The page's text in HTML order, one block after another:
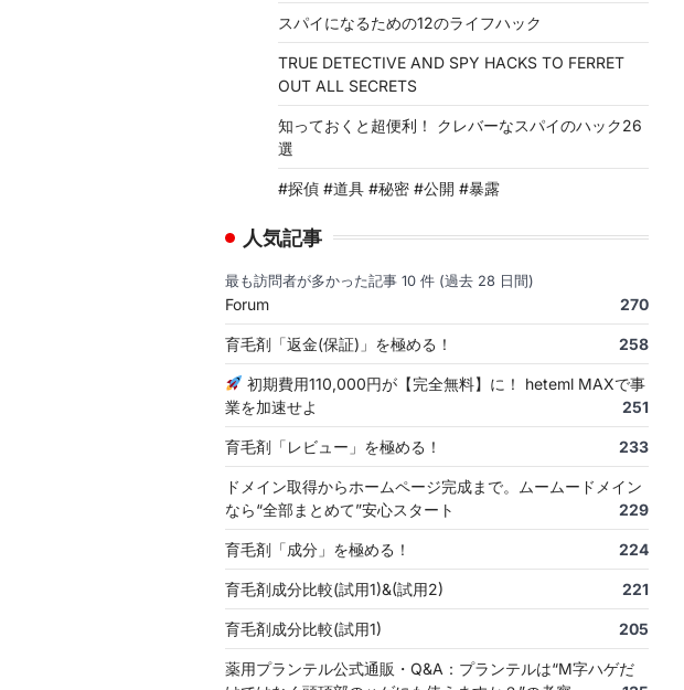
スパイになるための12のライフハック
TRUE DETECTIVE AND SPY HACKS TO FERRET
OUT ALL SECRETS
知っておくと超便利！ クレバーなスパイのハック26
選
#探偵 #道具 #秘密 #公開 #暴露
人気記事
最も訪問者が多かった記事 10 件 (過去 28 日間)
Forum 270
育毛剤「返金(保証)」を極める！ 258
初期費用110,000円が【完全無料】に！ heteml MAXで事
業を加速せよ
251
育毛剤「レビュー」を極める！ 233
ドメイン取得からホームページ完成まで。ムームードメイン
なら“全部まとめて”安心スタート
229
育毛剤「成分」を極める！ 224
育毛剤成分比較(試用1)&(試用2) 221
育毛剤成分比較(試用1) 205
薬用プランテル公式通販・Q&A：プランテルは“M字ハゲだ